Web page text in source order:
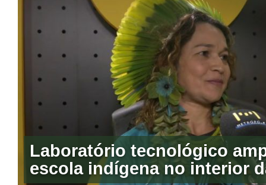
Laboratório tecnológico